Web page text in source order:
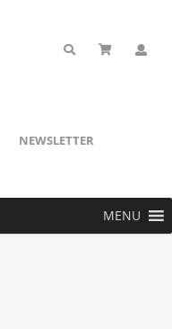
NEWSLETTER
MENU